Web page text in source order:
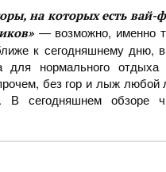
на которых есть вай-
— возможно, именно
к сегодняшнему дню,
для нормального
без гор и лыж
В сегодняшнем обзоре